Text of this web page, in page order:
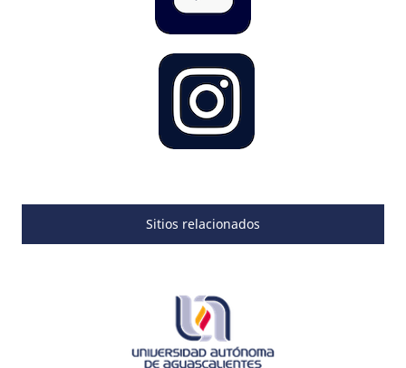
Sitios relacionados